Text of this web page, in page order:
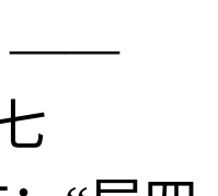
——